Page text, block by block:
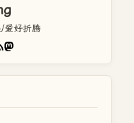
爱好折腾
Feed
Mastodon